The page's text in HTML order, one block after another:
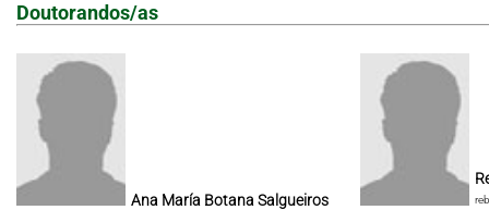
Doutorandos/as
Ana María Botana Salgueiros